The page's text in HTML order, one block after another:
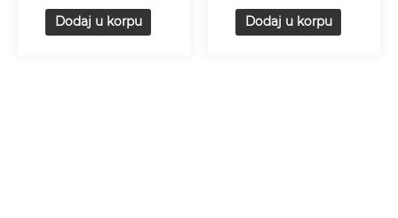
Dodaj u korpu Dodaj u korpu